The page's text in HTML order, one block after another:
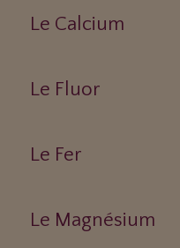
Le Calcium
Le Fluor
Le Fer
Le Magnésium